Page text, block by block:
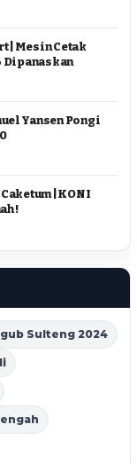
| Mesin Cetak
Dipanaskan
Yansen Pongi
| KONI
!
Sulteng 2024